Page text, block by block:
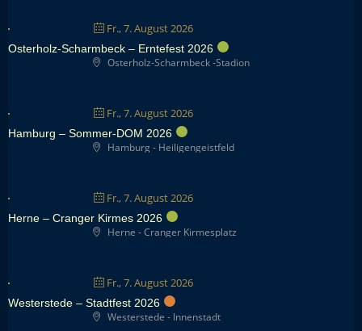
Fr., 7. August 2026
Osterholz-Scharmbeck – Erntefest 2026
Osterholz-Scharmbeck -Stadion
Fr., 7. August 2026
Hamburg – Sommer-DOM 2026
Hamburg - Heiligengeistfeld
Fr., 7. August 2026
Herne – Cranger Kirmes 2026
Herne - Cranger Kirmesplatz
Fr., 7. August 2026
Westerstede – Stadtfest 2026
Westerstede - Innenstadt